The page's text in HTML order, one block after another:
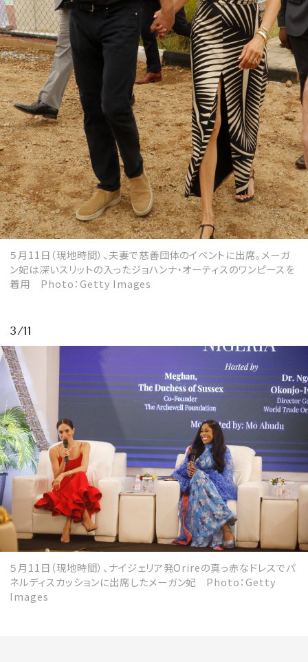
５月11日（現地時間）、夫妻で慈善団体のイベントに出席。メーガ
ン妃は深いスリットの入ったジョハンナ・オーティスのワンピースを
着用 Photo：Getty Images
3/11
５月11日（現地時間）、ナイジェリア発Orireの真っ赤なドレスでパ
ネルディスカッションに出席したメーガン妃 Photo：Getty
Images